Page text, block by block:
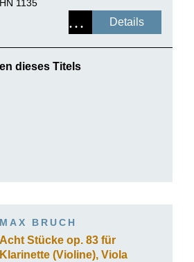
HN 1135
Details
dieses Titels
MAX BRUCH
Acht Stücke op. 83 für
Klarinette (Violine), Viola